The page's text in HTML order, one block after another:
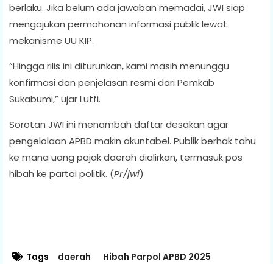
berlaku. Jika belum ada jawaban memadai, JWI siap
mengajukan permohonan informasi publik lewat
mekanisme UU KIP.
“Hingga rilis ini diturunkan, kami masih menunggu
konfirmasi dan penjelasan resmi dari Pemkab
Sukabumi,” ujar Lutfi.
Sorotan JWI ini menambah daftar desakan agar
pengelolaan APBD makin akuntabel. Publik berhak tahu
ke mana uang pajak daerah dialirkan, termasuk pos
hibah ke partai politik. (Pr/jwi)
Tags daerah
Hibah Parpol APBD 2025